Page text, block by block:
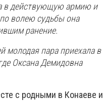
в действующую армию и
волею судьбы она
ранение.
молодая пара приехала в
Оксана Демидовна
с родными в Конаеве и